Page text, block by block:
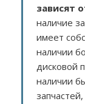
зависят
наличие
имеет
наличии
дисковой
наличии